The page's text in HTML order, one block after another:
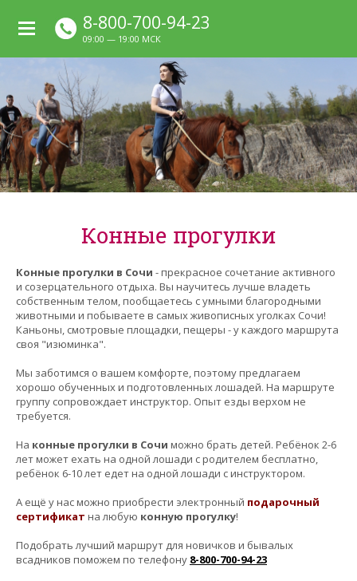
8-800-700-94-23
09:00 — 19:00 МСК
Конные прогулки
Конные прогулки в Сочи - прекрасное сочетание активного
и созерцательного отдыха. Вы научитесь лучше владеть
собственным телом, пообщаетесь с умными благородными
животными и побываете в самых живописных уголках Сочи!
Каньоны, смотровые площадки, пещеры - у каждого маршрута
своя "изюминка".
Мы заботимся о вашем комфорте, поэтому предлагаем
хорошо обученных и подготовленных лошадей. На маршруте
группу сопровождает инструктор. Опыт езды верхом не
требуется.
На конные прогулки в Сочи можно брать детей. Ребёнок 2-6
лет может ехать на одной лошади с родителем бесплатно,
ребёнок 6-10 лет едет на одной лошади с инструктором.
А ещё у нас можно приобрести электронный подарочный
сертификат на любую конную прогулку!
Подобрать лучший маршрут для новичков и бывалых
всадников поможем по телефону 8-800-700-94-23